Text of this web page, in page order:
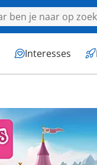
Interesses